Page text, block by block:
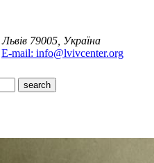
Львів 79005, Україна
E-mail: info@lvivcenter.org
search